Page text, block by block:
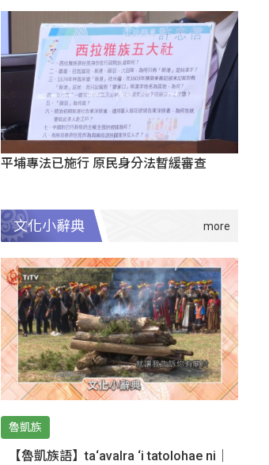
平埔專法已施行 原民身分法暫緩審查
文化小辭典
魯凱族
【魯凱族語】ta‘avalra ‘i tatolohae ni｜